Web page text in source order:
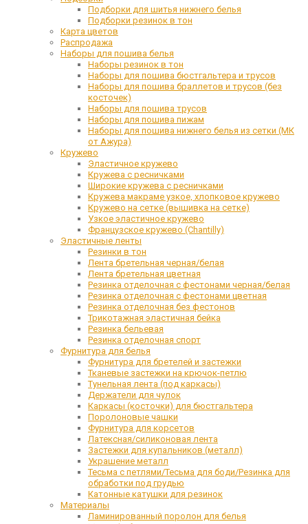
Подборки для шитья нижнего белья
Подборки резинок в тон
Карта цветов
Распродажа
Наборы для пошива белья
Наборы резинок в тон
Наборы для пошива бюстгальтера и трусов
Наборы для пошива браллетов и трусов (без
косточек)
Наборы для пошива трусов
Наборы для пошива пижам
Наборы для пошива нижнего белья из сетки (МК
от Ажура)
Кружево
Эластичное кружево
Кружева с ресничками
Широкие кружева с ресничками
Кружева макраме узкое, хлопковое кружево
Кружево на сетке (вышивка на сетке)
Узкое эластичное кружево
Французское кружево (Chantilly)
Эластичные ленты
Резинки в тон
Лента бретельная черная/белая
Лента бретельная цветная
Резинка отделочная с фестонами черная/белая
Резинка отделочная с фестонами цветная
Резинка отделочная без фестонов
Трикотажная эластичная бейка
Резинка бельевая
Резинка отделочная спорт
Фурнитура для белья
Фурнитура для бретелей и застежки
Тканевые застежки на крючок-петлю
Тунельная лента (под каркасы)
Держатели для чулок
Каркасы (косточки) для бюстгальтера
Поролоновые чашки
Фурнитура для корсетов
Латексная/силиконовая лента
Застежки для купальников (металл)
Украшение металл
Тесьма с петлями/Тесьма для боди/Резинка для
обработки под грудью
Катонные катушки для резинок
Материалы
Ламинированный поролон для белья